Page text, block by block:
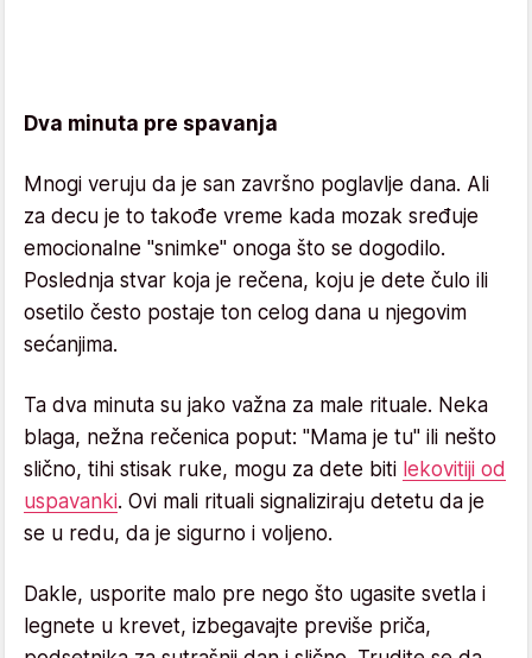
Dva minuta pre spavanja
Mnogi veruju da je san završno poglavlje dana. Ali
za decu je to takođe vreme kada mozak sređuje
emocionalne "snimke" onoga što se dogodilo.
Poslednja stvar koja je rečena, koju je dete čulo ili
osetilo često postaje ton celog dana u njegovim
sećanjima.
Ta dva minuta su jako važna za male rituale. Neka
blaga, nežna rečenica poput: "Mama je tu" ili nešto
slično, tihi stisak ruke, mogu za dete biti lekovitiji od
uspavanki. Ovi mali rituali signaliziraju detetu da je
se u redu, da je sigurno i voljeno.
Dakle, usporite malo pre nego što ugasite svetla i
legnete u krevet, izbegavajte previše priča,